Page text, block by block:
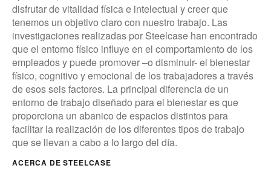
disfrutar de vitalidad física e intelectual y creer que
tenemos un objetivo claro con nuestro trabajo. Las
investigaciones realizadas por Steelcase han encontrado
que el entorno físico influye en el comportamiento de los
empleados y puede promover –o disminuir- el bienestar
físico, cognitivo y emocional de los trabajadores a través
de esos seis factores. La principal diferencia de un
entorno de trabajo diseñado para el bienestar es que
proporciona un abanico de espacios distintos para
facilitar la realización de los diferentes tipos de trabajo
que se llevan a cabo a lo largo del día.
ACERCA DE STEELCASE